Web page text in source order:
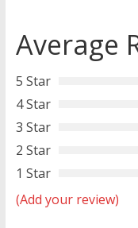
Average
5 Star
4 Star
3 Star
2 Star
1 Star
(Add your review)